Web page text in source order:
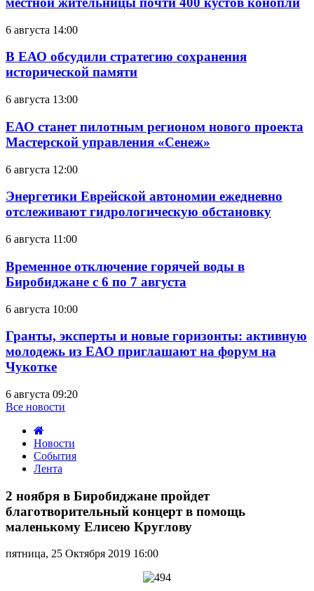
6 августа 14:00
В ЕАО обсудили стратегию сохранения
исторической памяти
6 августа 13:00
ЕАО станет пилотным регионом нового проекта
Мастерской управления «Сенеж»
6 августа 12:00
Энергетики Еврейской автономии ежедневно
отслеживают гидрологическую обстановку
6 августа 11:00
Временное отключение горячей воды в
Биробиджане с 6 по 7 августа
6 августа 10:00
Гранты, эксперты и новые горизонты: активную
молодежь из ЕАО приглашают на форум на
Чукотке
6 августа 09:20
Все новости
Новости
События
Лента
ноября
Биробиджане
пройдет
концерт
2 ноября в Биробиджане пройдет
благотворительный концерт в помощь
маленькому Елисею Круглову
пятница, 25 Октября 2019 16:00